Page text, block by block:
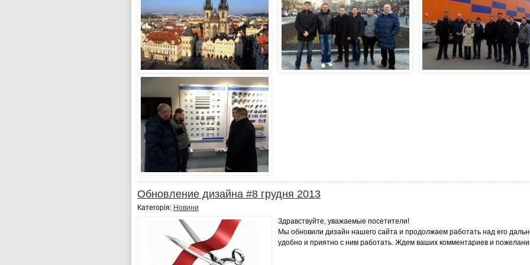
Обновление дизайна #8 грудня 2013
Категорія: Новини
Здравствуйте, уважаемые посетители!
Мы обновили дизайн нашего сайта и продолжаем работать над его
удобно и приятно с ним работать. Ждем ваших комментариев и